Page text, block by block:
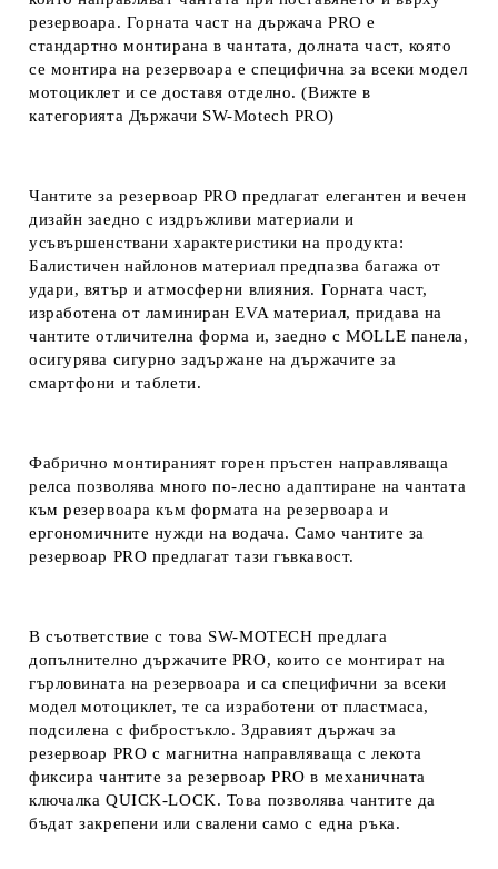
резервоара. Горната част на държача PRO е
стандартно монтирана в чантата, долната част, която
се монтира на резервоара е специфична за всеки модел
мотоциклет и се доставя отделно. (Вижте в
категорията Държачи SW-Motech PRO)
Чантите за резервоар PRO предлагат елегантен и вечен
дизайн заедно с издръжливи материали и
усъвършенствани характеристики на продукта:
Балистичен найлонов материал предпазва багажа от
удари, вятър и атмосферни влияния. Горната част,
изработена от ламиниран EVA материал, придава на
чантите отличителна форма и, заедно с MOLLE панела,
осигурява сигурно задържане на държачите за
смартфони и таблети.
Фабрично монтираният горен пръстен направляваща
релса позволява много по-лесно адаптиране на чантата
към резервоара към формата на резервоара и
ергономичните нужди на водача. Само чантите за
резервоар PRO предлагат тази гъвкавост.
В съответствие с това SW-MOTECH предлага
допълнително държачите PRO, които се монтират на
гърловината на резервоара и са специфични за всеки
модел мотоциклет, те са изработени от пластмаса,
подсилена с фибростъкло. Здравият държач за
резервоар PRO с магнитна направляваща с лекота
фиксира чантите за резервоар PRO в механичната
ключалка QUICK-LOCK. Това позволява чантите да
бъдат закрепени или свалени само с една ръка.